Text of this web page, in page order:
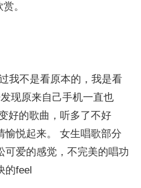
。
我不是看原本的，我是看
现原来自己手机一直也
好的歌曲，听多了不好
愉悦起来。 女生唱歌部分
可爱的感觉，不完美的唱功
的feel